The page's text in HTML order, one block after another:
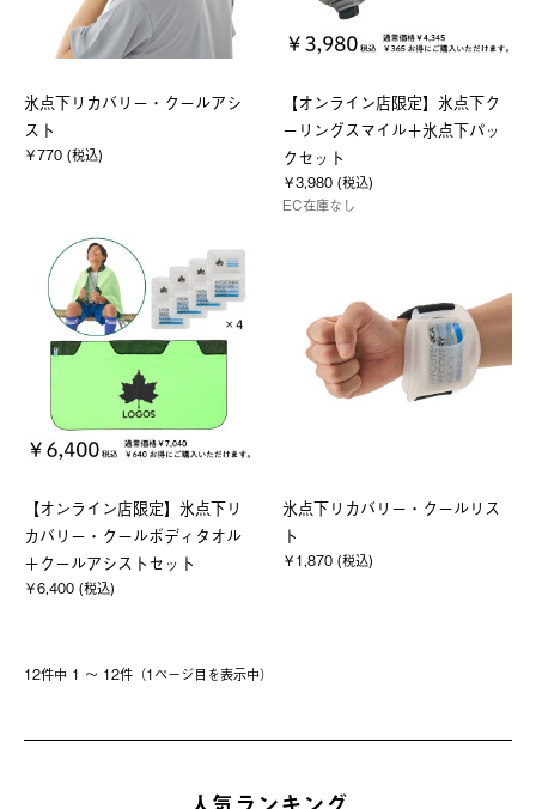
氷点下リカバリー・クールアシ
スト
￥770 (税込)
【オンライン店限定】氷点下ク
ーリングスマイル＋氷点下パッ
クセット
￥3,980 (税込)
EC在庫なし
【オンライン店限定】氷点下リ
カバリー・クールボディタオル
＋クールアシストセット
￥6,400 (税込)
氷点下リカバリー・クールリス
ト
￥1,870 (税込)
12件中 1 〜 12件（1ページ⽬を表⽰中）